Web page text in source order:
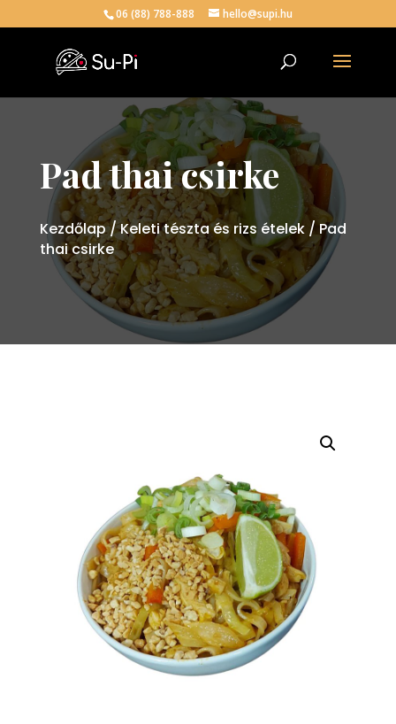
06 (88) 788-888 hello@supi.hu
Pad thai csirke
Kezdőlap/Keleti tészta és rizs ételek/ Pad
thai csirke